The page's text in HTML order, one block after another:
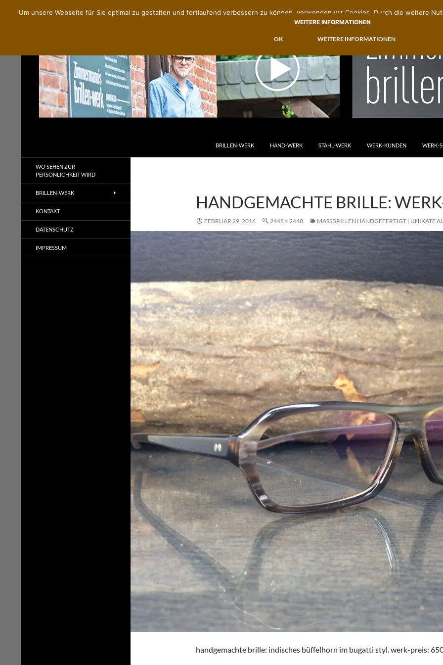
BRILLEN-WERK
HAND-WERK STAHL-WERK WERK-KUNDEN WERK-
HANDGEMACHTE BRILLE:
FEBRUAR 29, 2016 2448 × 2448 MASSBRILLEN HANDGEFERTIGT | UNIKATE
handgemachte brille: indisches büffelhorn im bugatti styl. werk-preis:
WO SEHEN ZUR
PERSÖNLICHKEIT WIRD
BRILLEN-WERK
KONTAKT
DATENSCHUTZ
IMPRESSUM
Um unsere Webseite für Sie optimal zu gestalten und fortlaufend verbessern zu können, verwenden wir Cookies. Durch die weitere
WEITERE INFORMATIONEN
OK WEITERE INFORMATIONEN